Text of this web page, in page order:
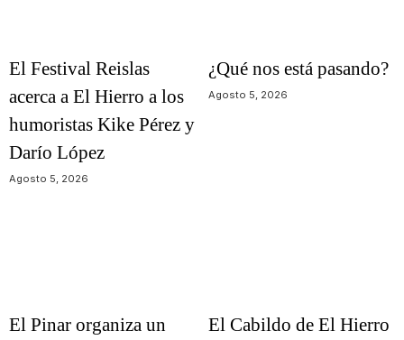
El Festival Reislas
acerca a El Hierro a los
humoristas Kike Pérez y
Darío López
Agosto 5, 2026
¿Qué nos está pasando?
Agosto 5, 2026
El Pinar organiza un
El Cabildo de El Hierro